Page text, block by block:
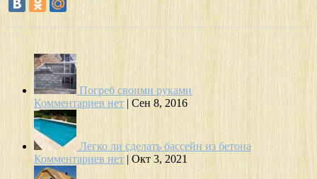
Погреб своими руками
Комментариев нет | Сен 8, 2016
Легко ли сделать бассейн из бетона
Комментариев нет | Окт 3, 2021